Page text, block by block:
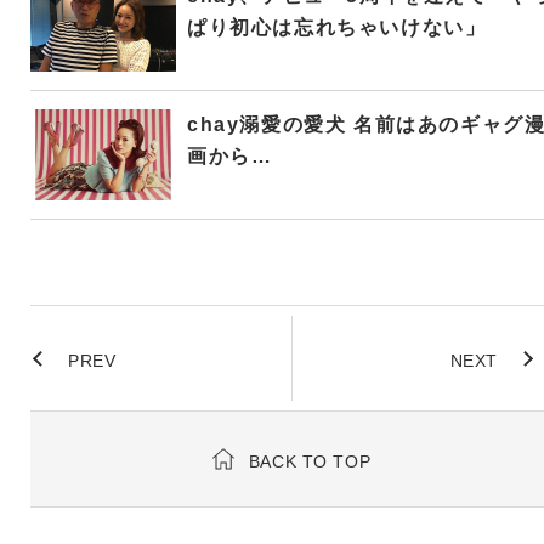
ぱり初心は忘れちゃいけない」
chay溺愛の愛犬 名前はあのギャグ
画から…
PREV NEXT
BACK TO TOP